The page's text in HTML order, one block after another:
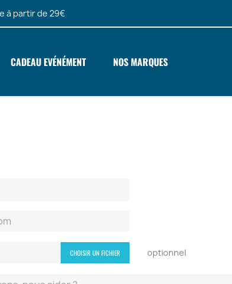
à partir de 29€
CADEAU EVÉNÉMENT NOS MARQUES
CHOISIR UN FICHIER optionnel